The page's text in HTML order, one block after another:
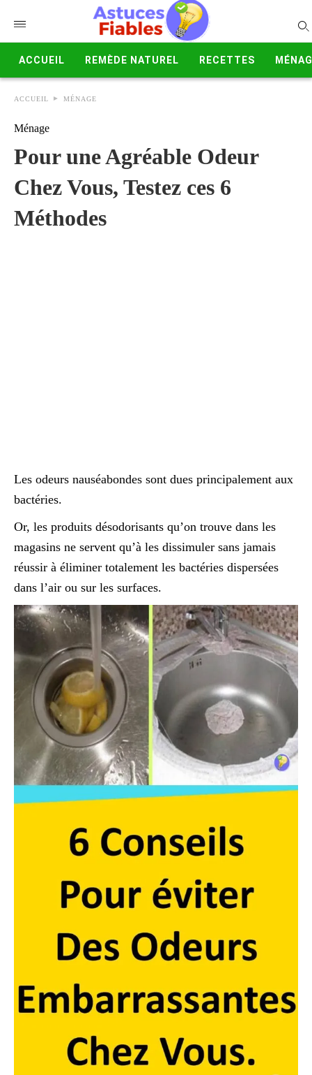
ACCUEIL REMÈDE NATUREL RECETTES
ACCUEIL MÉNAGE
Ménage
Pour une Agréable Odeur
Chez Vous, Testez ces 6
Méthodes
Les odeurs nauséabondes sont dues principalement aux
bactéries.
Or, les produits désodorisants qu’on trouve dans les
magasins ne servent qu’à les dissimuler sans jamais
réussir à éliminer totalement les bactéries dispersées
dans l’air ou sur les surfaces.